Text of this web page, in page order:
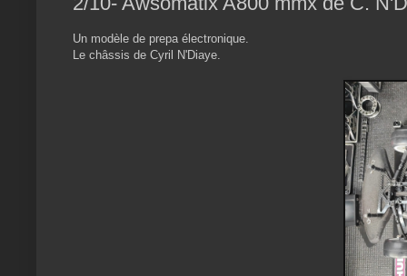
Un modèle de prepa électronique.
Le châssis de Cyril N'Diaye.